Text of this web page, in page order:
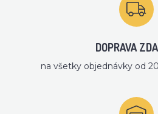
DOPRAVA
na všetky objednávky od